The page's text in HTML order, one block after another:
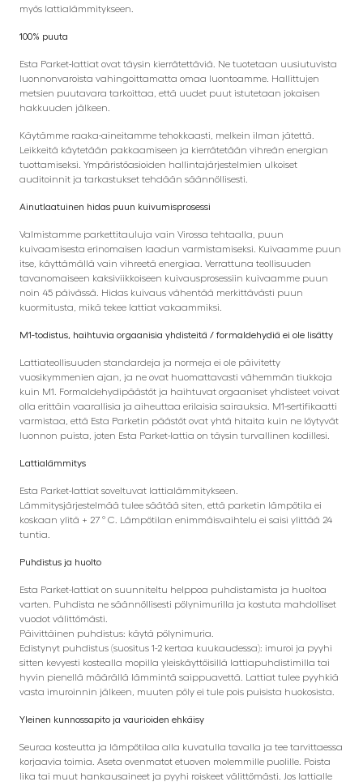
myös lattialämmitykseen.
100% puuta
Esta Parket-lattiat ovat täysin kierrätettäviä. Ne tuotetaan uusiutuvista
luonnonvaroista vahingoittamatta omaa luontoamme. Hallittujen
metsien puutavara tarkoittaa, että uudet puut istutetaan jokaisen
hakkuuden jälkeen.
Käytämme raaka-aineitamme tehokkaasti, melkein ilman jätettä.
Leikkeitä käytetään pakkaamiseen ja kierrätetään vihreän energian
tuottamiseksi. Ympäristöasioiden hallintajärjestelmien ulkoiset
auditoinnit ja tarkastukset tehdään säännöllisesti.
Ainutlaatuinen hidas puun kuivumisprosessi
Valmistamme parkettitauluja vain Virossa tehtaalla, puun
kuivaamisesta erinomaisen laadun varmistamiseksi. Kuivaamme puun
itse, käyttämällä vain vihreetä energiaa. Verrattuna teollisuuden
tavanomaiseen kaksiviikkoiseen kuivausprosessiin kuivaamme puun
noin 45 päivässä. Hidas kuivaus vähentää merkittävästi puun
kuormitusta, mikä tekee lattiat vakaammiksi.
M1-todistus, haihtuvia orgaanisia yhdisteitä / formaldehydiä ei ole lisätty
Lattiateollisuuden standardeja ja normeja ei ole päivitetty
vuosikymmenien ajan, ja ne ovat huomattavasti vähemmän tiukkoja
kuin M1. Formaldehydipäästöt ja haihtuvat orgaaniset yhdisteet voivat
olla erittäin vaarallisia ja aiheuttaa erilaisia ​​sairauksia. M1-sertifikaatti
varmistaa, että Esta Parketin päästöt ovat yhtä hitaita kuin ne löytyvät
luonnon puista, joten Esta Parket-lattia on täysin turvallinen kodillesi.
Lattialämmitys
Esta Parket-lattiat soveltuvat lattialämmitykseen.
Lämmitysjärjestelmää tulee säätää siten, että parketin lämpötila ei
koskaan ylitä + 27 ° C. Lämpötilan enimmäisvaihtelu ei saisi ylittää 24
tuntia.
Puhdistus ja huolto
Esta Parket-lattiat on suunniteltu helppoa puhdistamista ja huoltoa
varten. Puhdista ne säännöllisesti pölynimurilla ja kostuta mahdolliset
vuodot välittömästi.
Päivittäinen puhdistus: käytä pölynimuria.
Edistynyt puhdistus (suositus 1-2 kertaa kuukaudessa): imuroi ja pyyhi
sitten kevyesti kostealla mopilla yleiskäyttöisillä lattiapuhdistimilla tai
hyvin pienellä määrällä lämmintä saippuavettä. Lattiat tulee pyyhkiä
vasta imuroinnin jälkeen, muuten pöly ei tule pois puisista huokosista.
Yleinen kunnossapito ja vaurioiden ehkäisy
Seuraa kosteutta ja lämpötilaa alla kuvatulla tavalla ja tee tarvittaessa
korjaavia toimia. Aseta ovenmatot etuoven molemmille puolille. Poista
lika tai muut hankausaineet ja pyyhi roiskeet välittömästi. Jos lattialle